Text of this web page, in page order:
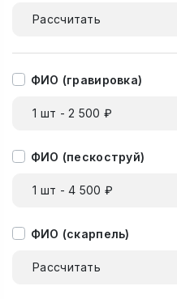
Рассчитать
ФИО (гравировка)
1 шт - 2 500 ₽
ФИО (пескоструй)
1 шт - 4 500 ₽
ФИО (скарпель)
Рассчитать